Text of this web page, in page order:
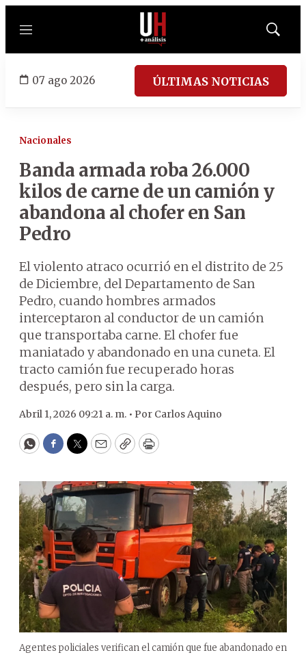
Menú
Mostrar
07 ago 2026 ÚLTIMAS NOTICIAS
Nacionales
Banda armada roba 26.000
kilos de carne de un camión y
abandona al chofer en San
Pedro
El violento atraco ocurrió en el distrito de 25
de Diciembre, del Departamento de San
Pedro, cuando hombres armados
interceptaron al conductor de un camión
que transportaba carne. El chofer fue
maniatado y abandonado en una cuneta. El
tracto camión fue recuperado horas
después, pero sin la carga.
Abril 1, 2026 09:21 a. m. • Por Carlos Aquino
WhatsApp
Facebook
Twitter
EmailCopyPrint
Agentes policiales verifican el camión que fue abandonado en